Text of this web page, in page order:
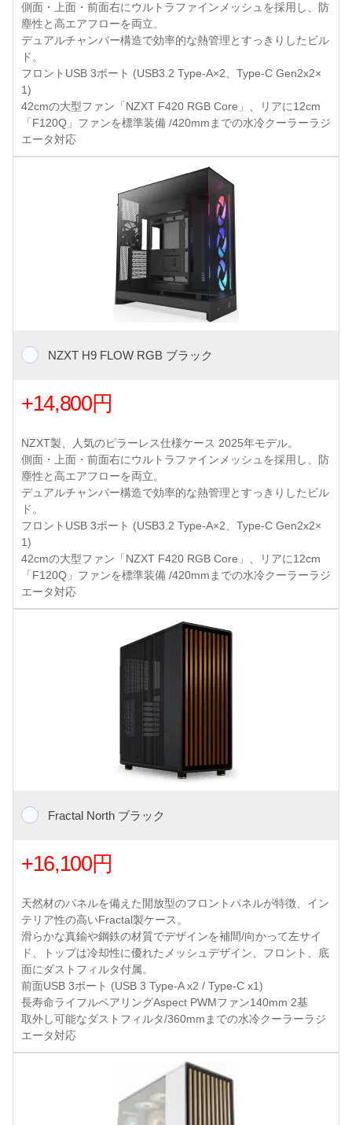
側面・上面・前面右にウルトラファインメッシュを採用し、防
塵性と高エアフローを両立。
デュアルチャンバー構造で効率的な熱管理とすっきりしたビル
ド。
フロントUSB 3ポート (USB3.2 Type-A×2、Type-C Gen2x2×
1)
42cmの大型ファン「NZXT F420 RGB Core」、リアに12cm
「F120Q」ファンを標準装備 /420mmまでの水冷クーラーラジ
エータ対応
NZXT H9 FLOW RGB ブラック
+14,800円
NZXT製、人気のピラーレス仕様ケース 2025年モデル。
側面・上面・前面右にウルトラファインメッシュを採用し、防
塵性と高エアフローを両立。
デュアルチャンバー構造で効率的な熱管理とすっきりしたビル
ド。
フロントUSB 3ポート (USB3.2 Type-A×2、Type-C Gen2x2×
1)
42cmの大型ファン「NZXT F420 RGB Core」、リアに12cm
「F120Q」ファンを標準装備 /420mmまでの水冷クーラーラジ
エータ対応
Fractal North ブラック
+16,100円
天然材のパネルを備えた開放型のフロントパネルが特徴、イン
テリア性の高いFractal製ケース。
滑らかな真鍮や鋼鉄の材質でデザインを補間/向かって左サイ
ド、トップは冷却性に優れたメッシュデザイン、フロント、底
面にダストフィルタ付属。
前面USB 3ポート (USB 3 Type-A x2 / Type-C x1)
長寿命ライフルベアリングAspect PWMファン140mm 2基
取外し可能なダストフィルタ/360mmまでの水冷クーラーラジ
エータ対応